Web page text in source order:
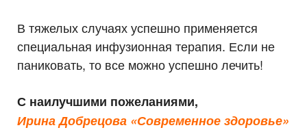
В тяжелых случаях успешно применяется
специальная инфузионная терапия. Если не
паниковать, то все можно успешно лечить!
С наилучшими пожеланиями,
Ирина Добрецова «Современное здоровье»